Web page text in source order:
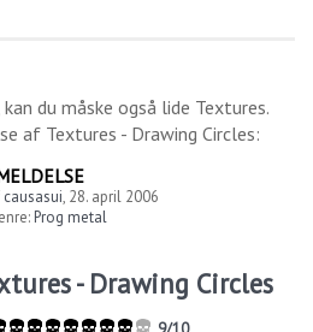
kan du måske også lide Textures.
af Textures - Drawing Circles:
causasui, 28. april 2006
Prog metal
- Drawing Circles